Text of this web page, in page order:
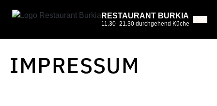
RESTAURANT BURKIA
11.30 -21.30 durchgehend Küche
IMPRESSUM